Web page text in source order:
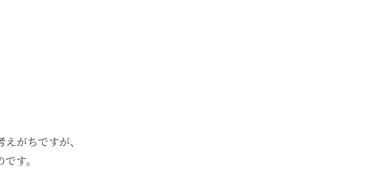
がちですが、
す。